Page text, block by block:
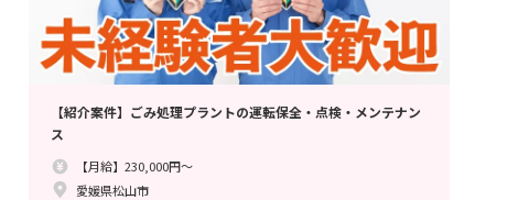
【紹介案件】ごみ処理プラントの運転保全・点検・メンテナン
ス
【月給】230,000円～
愛媛県松山市